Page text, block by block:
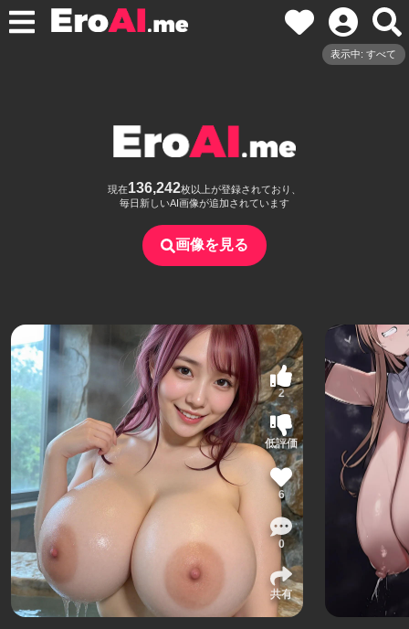
表示中: すべて
現在136,242枚以上が登録されており、
毎日新しいAI画像が追加されています
画像を見る
2
低評価
6
0
共有